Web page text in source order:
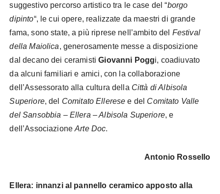
suggestivo percorso artistico tra le case del “borgo
dipinto“, le cui opere, realizzate da maestri di grande
fama, sono state, a più riprese nell’ambito del Festival
della Maiolica, generosamente messe a disposizione
dal decano dei ceramistiGiovanni Poggi, coadiuvato
da alcuni familiari e amici, con la collaborazione
dell’Assessorato alla cultura della Città di Albisola
Superiore, del Comitato Ellerese e del Comitato Valle
del Sansobbia – Ellera – Albisola Superiore, e
dell’AssociazioneArte Doc.
Antonio Rossello
Ellera: innanzi al pannello ceramico apposto alla